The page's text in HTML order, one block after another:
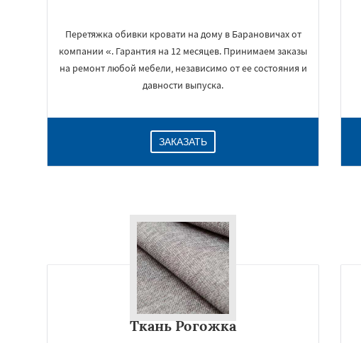
Перетяжка обивки кровати на дому в Барановичах от
компании «. Гарантия на 12 месяцев. Принимаем заказы
на ремонт любой мебели, независимо от ее состояния и
давности выпуска.
ЗАКАЗАТЬ
Ткань Рогожка